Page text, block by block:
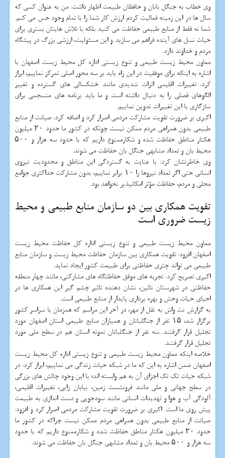
وی خطاب به جنگل بانان و حافظان طبیعت اظهار داشت: من به عنوان کسی که
سال ها در این زمینه فعالیت کردم ارزش کار شما را با تمام وجود حس می کنم.
شما نه فقط از منابع طبیعی حفاظت می کنید بلکه با تلاش هایتان بستری برای
حیات نسل های آینده فراهم می سازید و این مسئولیت، ارزشی بزرگ در پیشگاه
مردم و خداوند دارد.
معاون محیط زیست طبیعی و تنوع زیستی اداره کل محیط زیست اصفهان با
اشاره به اینکه برای موفقیت در این راه باید بر سه محور اصلی تمرکز نماییم، ابراز
کرد: تغییرات اقلیمی اثرات شدیدی مانند خشکسالی های گسترده و تغییر
الگوهای فصلی را به دنبال داشته است و ما باید برنامه های منسجمی برای
سازگاری با این تغییرات تدوین نماییم.
اکبری بر ضرورت تقویت مشارکت مردمی اصرار کرد و اضافه کرد: صیانت از منابع
طبیعی بدون همراهی مردم ممکن نیست چونکه در کشور ما حدود ۲۰ میلیون
هکتار مناطق حفاظت شده و شکارممنوع داریم که با حدود سه هزار و ۵۰۰
محیط بان و تعداد مشابهی جنگل بان حفاظت می شوند.
وی خاطرنشان کرد: با عنایت به گستردگی این مناطق و محدودیت نیروی
انسانی حتی اگر تعداد نیروها را ۱۰ برابر نماییم، بدون مشارکت حداکثری جوامع
محلی و مردم، حفاظت مؤثر امکانپذیر نخواهد بود.
تقویت همکاری بین دو سازمان منابع طبیعی و محیط
زیست ضروری است
معاون محیط زیست طبیعی و تنوع زیستی اداره کل حفاظت محیط زیست
اصفهان افزود: تقویت همکاری بین سازمان حفاظت محیط زیست و سازمان منابع
طبیعی می تواند چتری حفاظتی برای طبیعت کشور ایجاد نماید.
اکبری تصریح کرد: تجربه های موفق حفاظتگاه های مشارکتی، مانند چهار منطقه
حفاظتی در شهرستان نائین، نشان دهنده تاثیر چشم گیر این همکاری ها در
احیای حیات وحش و بهره برداری پایدار از منابع طبیعی است.
به گزارش نت واش به نقل از مهر، در آخر این مراسم که همزمان با سراسر کشور
برگزار شد، ۱۵ نفر از جنگلبانان و همیاران منابع طبیعی استان اصفهان مورد
تجلیل قرار گرفتند. سه نفر از جنگلبانان نمونه استان هم در سطح ملی مورد
تجلیل قرار گرفتند.
خلاصه اینکه معاون محیط زیست طبیعی و تنوع زیستی اداره کل محیط زیست
اصفهان ضمن اشاره به این که ما در شبکه حیات زندگی می نماییم، ابراز کرد: در
شبکه حیات تک تک اجزای آن به هم وابسته اند؛ با این وجود چالش های بزرگی
در سطح جهانی و ملی مانند فرونشست زمین، بیابان زایی، تغییرات اقلیمی،
آلودگی آب و هوا و تهدیدات انسانی مانند سودجویی و دست اندازی به طبیعت
پیش روی ما است. اکبری بر ضرورت تقویت مشارکت مردمی اصرار کرد و افزود:
صیانت از منابع طبیعی بدون همراهی مردم ممکن نیست چراکه در کشور ما
حدود ۲۰ میلیون هکتار مناطق حفاظت شده و شکارممنوع داریم که با حدود
سه هزار و ۵۰۰ محیط بان و تعداد مشابهی جنگل بان حفاظت می شوند.